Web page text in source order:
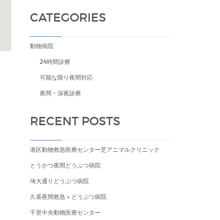
CATEGORIES
動物病院
24時間診療
可能な限り夜間対応
夜間・深夜診療
RECENT POSTS
港区動物救急医療センター芝アニマルクリニック
とうかつ夜間どうぶつ病院
埼大通りどうぶつ病院
久喜夜間救急＋どうぶつ病院
千里中央動物医療センター